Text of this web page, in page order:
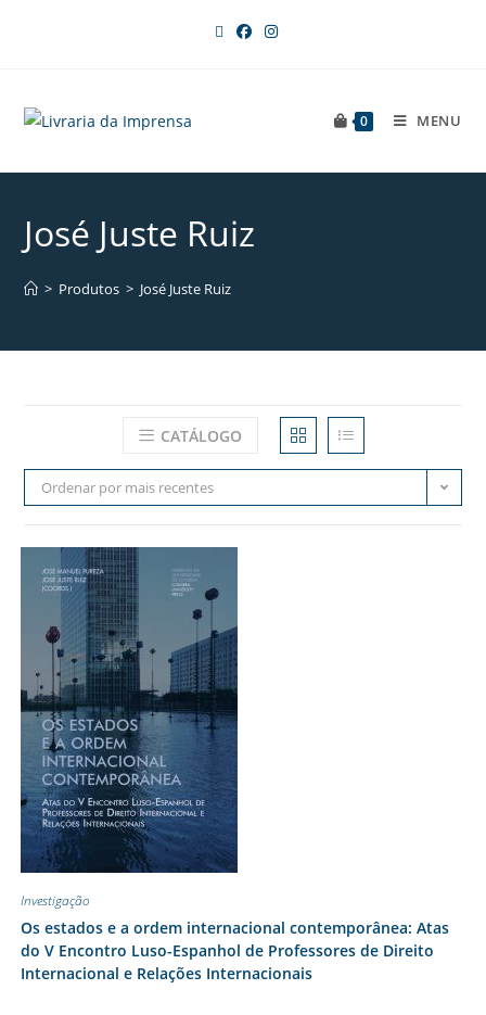
0 MENU
José Juste Ruiz
> Produtos > José Juste Ruiz
CATÁLOGO
Ordenar por mais recentes
Investigação
Os estados e a ordem internacional contemporânea: Atas
do V Encontro Luso-Espanhol de Professores de Direito
Internacional e Relações Internacionais